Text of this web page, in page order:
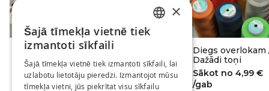
Šujmašīnu adatas
HABICO
Sākot no 4,29 €
/gab
Diegs Hard /
Dažādi toņi
Sākot no 1,79 €
/gab
Diegs overlokam
Dažādi toņi
Sākot no 4,99 €
/gab
ENGLISH
×
Šajā tīmekļa vietnē tiek
izmantoti sīkfaili
Šajā tīmekļa vietnē tiek izmantoti sīkfaili, lai
uzlabotu lietotāju pieredzi. Izmantojot mūsu
tīmekļa vietni, jūs piekrītat visu sīkfailu